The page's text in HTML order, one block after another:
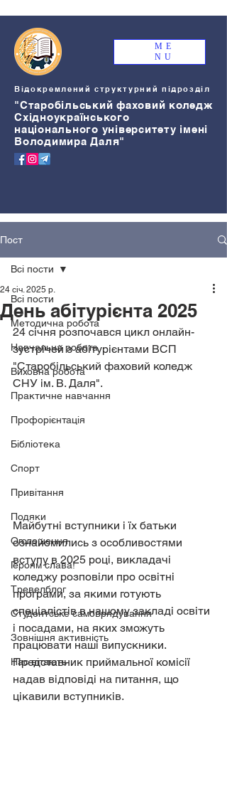
ME
NU
Відокремлений структурний підрозділ
"Старобільський фаховий коледж
Східноукраїнського
національного університету імені
Володимира Даля"
Пост
Всі пости
Методична робота
Навчальна робота
Виховна робота
Практичне навчання
Профорієнтація
Бібліотека
Спорт
Привітання
Подяки
Оголошення
Героям слава!
Тревелблог
Студентське самоврядування
Зовнішня активність
Нас вітають
Всі пости
День абітурієнта 2025
24 січ. 2025 р.
24 січня розпочався цикл онлайн-
зустрічей з абітурієнтами ВСП
"Старобільський фаховий коледж
СНУ ім. В. Даля".
Майбутні вступники і їх батьки
ознайомились з особливостями
вступу в 2025 році, викладачі
коледжу розповіли про освітні
програми, за якими готують
спеціалістів в нашому закладі освіти
і посадами, на яких зможуть
працювати наші випускники.
Представник приймальної комісії
надав відповіді на питання, що
цікавили вступників.